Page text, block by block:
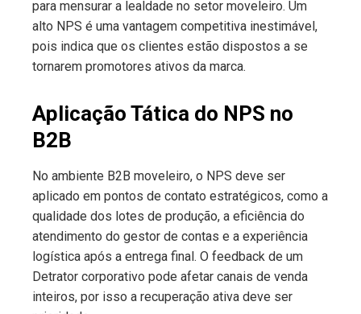
para mensurar a lealdade no setor moveleiro. Um
alto NPS é uma vantagem competitiva inestimável,
pois indica que os clientes estão dispostos a se
tornarem promotores ativos da marca.
Aplicação Tática do NPS no
B2B
No ambiente B2B moveleiro, o NPS deve ser
aplicado em pontos de contato estratégicos, como a
qualidade dos lotes de produção, a eficiência do
atendimento do gestor de contas e a experiência
logística após a entrega final. O feedback de um
Detrator corporativo pode afetar canais de venda
inteiros, por isso a recuperação ativa deve ser